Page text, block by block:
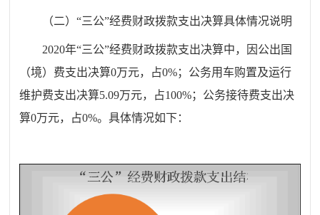
（二）“三公”经费财政拨款支出决算具体情况说明
2020年“三公”经费财政拨款支出决算中，因公出国
（境）费支出决算0万元，占0%；公务用车购置及运行
维护费支出决算5.09万元，占100%；公务接待费支出决
算0万元，占0%。具体情况如下：